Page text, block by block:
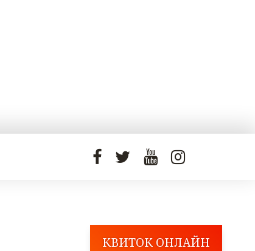
КВИТОК ОНЛАЙН